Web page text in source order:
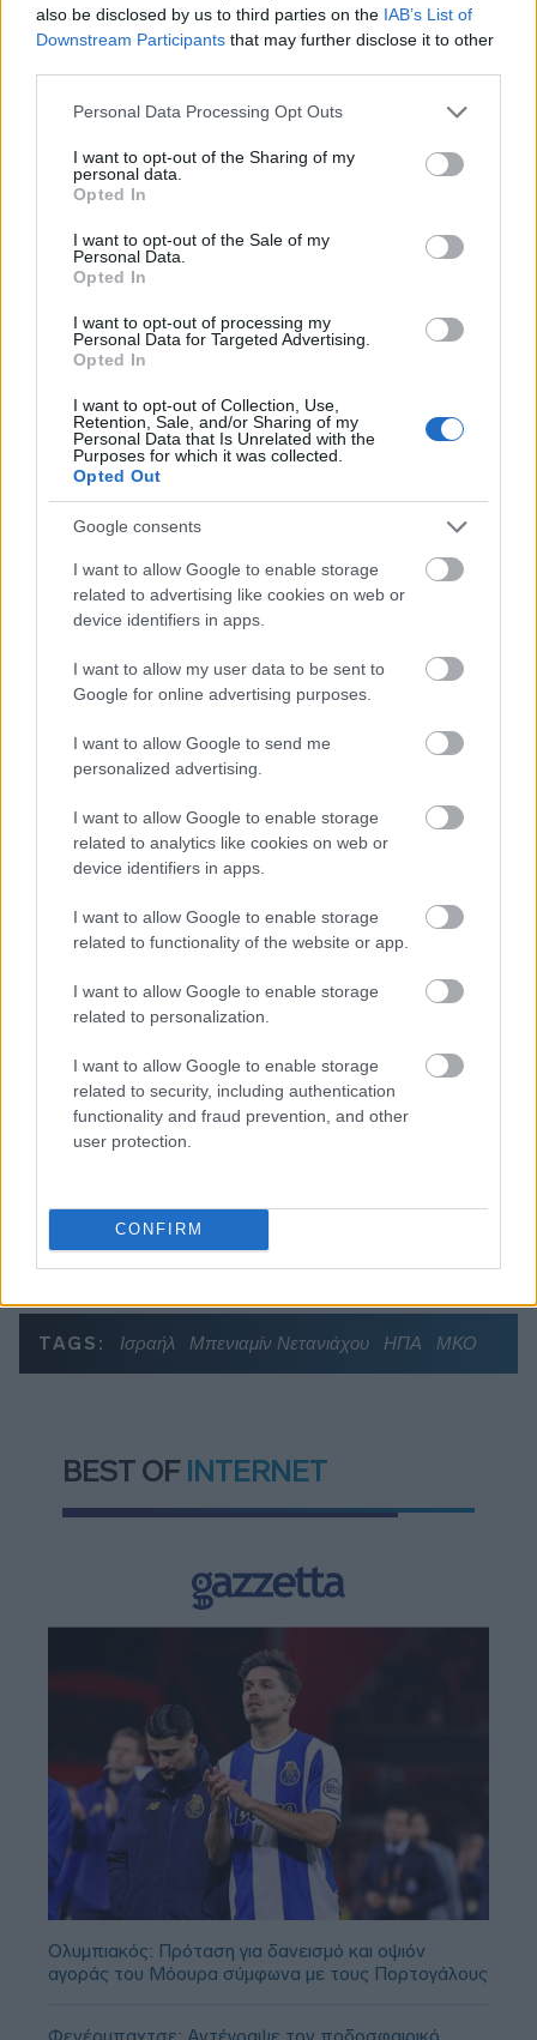
also be disclosed by us to third parties on the IAB’s List of
Downstream Participants that may further disclose it to other
Please note that this website/app uses one or more Google
not limited to your visit or usage behaviour. You may click to
grant or deny consent to Google and its third-party tags to
use your data for below specified purposes in below Google
consent section.
Personal Data Processing Opt Outs
I want to opt-out of the Sharing of my
personal data.
Opted In
I want to opt-out of the Sale of my
Personal Data.
Opted In
I want to opt-out of processing my
Personal Data for Targeted Advertising.
Opted In
I want to opt-out of Collection, Use,
Retention, Sale, and/or Sharing of my
Personal Data that Is Unrelated with the
Purposes for which it was collected.
Opted Out
Google consents
I want to allow Google to enable storage
related to advertising like cookies on web or
device identifiers in apps.
I want to allow my user data to be sent to
Google for online advertising purposes.
I want to allow Google to send me
personalized advertising.
I want to allow Google to enable storage
related to analytics like cookies on web or
device identifiers in apps.
I want to allow Google to enable storage
related to functionality of the website or app.
I want to allow Google to enable storage
related to personalization.
I want to allow Google to enable storage
related to security, including authentication
functionality and fraud prevention, and other
user protection.
CONFIRM
πρώτοι όλες τιςειδήσειςαπό την Ελλάδα και τον κόσμο.
Η χαμηλή… απόδοση Μητσοτάκη στις
στοιχηματικές - Ποιος επισκέφθηκε τα
πυρόπληκτα ζωάκια - Το μισογεμάτο ποτήρι
του ΣΥΡΙΖΑ
Ποια είναι η (κυβερνητική) λίστα με τα μεγάλα
οδικά έργα και τα εκτιμώμενα
χρονοδιαγράμματα
Δυτ. Αττική: Το χρονοδιάγραμμα
TAGS: Ισραήλ Μπενιαμίν Νετανιάχου ΗΠΑ ΜΚΟ
BEST OF INTERNET
Ολυμπιακός: Πρόταση για δανεισμό και οψιόν
αγοράς του Μόουρα σύμφωνα με τους Πορτογάλους